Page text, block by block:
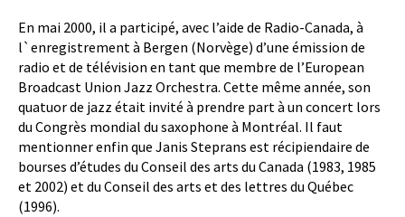
En mai 2000, il a participé, avec l’aide de Radio-Canada, à
l`enregistrement à Bergen (Norvège) d’une émission de
radio et de télévision en tant que membre de l’European
Broadcast Union Jazz Orchestra. Cette même année, son
quatuor de jazz était invité à prendre part à un concert lors
du Congrès mondial du saxophone à Montréal. Il faut
mentionner enfin que Janis Steprans est récipiendaire de
bourses d’études du Conseil des arts du Canada (1983, 1985
et 2002) et du Conseil des arts et des lettres du Québec
(1996).